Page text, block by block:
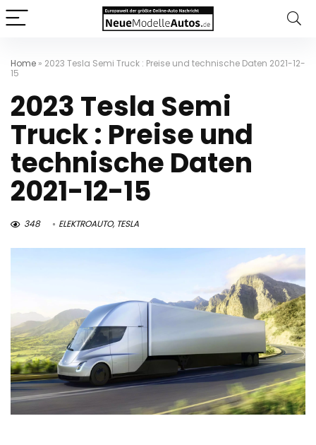
Home » 2023 Tesla Semi Truck : Preise und technische Daten 2021-12-
15
2023 Tesla Semi
Truck : Preise und
technische Daten
2021-12-15
348 ELEKTROAUTO, TESLA